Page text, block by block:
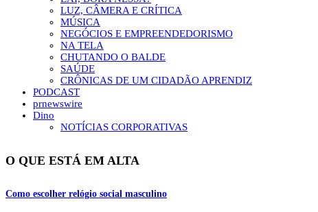
LUZ, CÂMERA E CRÍTICA
MÚSICA
NEGÓCIOS E EMPREENDEDORISMO
NA TELA
CHUTANDO O BALDE
SAÚDE
CRÔNICAS DE UM CIDADÃO APRENDIZ
PODCAST
prnewswire
Dino
NOTÍCIAS CORPORATIVAS
O QUE ESTÁ EM ALTA
Como escolher relógio social masculino